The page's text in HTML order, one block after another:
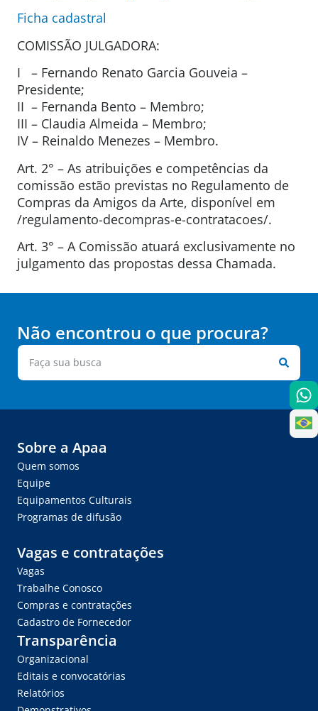
Ficha cadastral
COMISSÃO JULGADORA:
I – Fernando Renato Garcia Gouveia –
Presidente;
II – Fernanda Bento – Membro;
III – Claudia Almeida – Membro;
IV – Reinaldo Menezes – Membro.
Art. 2° – As atribuições e competências da
comissão estão previstas no Regulamento de
Compras da Amigos da Arte, disponível em
/regulamento-decompras-e-contratacoes/.
Art. 3° – A Comissão atuará exclusivamente no
julgamento das propostas dessa Chamada.
Não encontrou o que procura?
Sobre a Apaa
Quem somos
Equipe
Equipamentos Culturais
Programas de difusão
Vagas e contratações
Vagas
Trabalhe Conosco
Compras e contratações
Cadastro de Fornecedor
Transparência
Organizacional
Editais e convocatórias
Relatórios